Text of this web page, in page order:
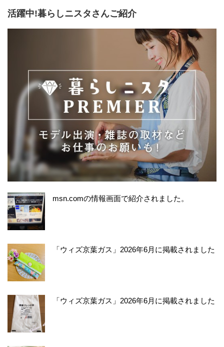
活躍中!暮らしニスタさんご紹介
msn.comの情報画面で紹介されました。
「ウィズ京葉ガス」2026年6月に掲載されました
「ウィズ京葉ガス」2026年6月に掲載されました